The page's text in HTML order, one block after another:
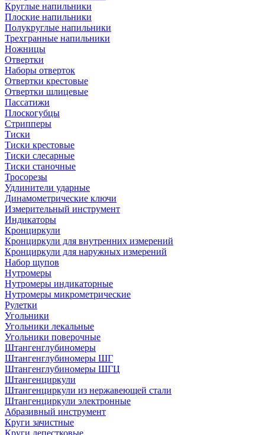
Круглые напильники
Плоские напильники
Полукруглые напильники
Трехгранные напильники
Ножницы
Отвертки
Наборы отверток
Отвертки крестовые
Отвертки шлицевые
Пассатижи
Плоскогубцы
Стрипперы
Тиски
Тиски крестовые
Тиски слесарные
Тиски станочные
Тросорезы
Удлинители ударные
Динамометрические ключи
Измерительный инструмент
Индикаторы
Кронциркули
Кронциркули для внутренних измерений
Кронциркули для наружных измерений
Набор щупов
Нутромеры
Нутромеры индикаторные
Нутромеры микрометрические
Рулетки
Угольники
Угольники лекальные
Угольники поверочные
Штангенглубиномеры
Штангенглубиномеры ШГ
Штангенглубиномеры ШГЦ
Штангенциркули
Штангенциркули из нержавеющей стали
Штангенциркули электронные
Абразивный инструмент
Круги зачистные
Круги лепестковые